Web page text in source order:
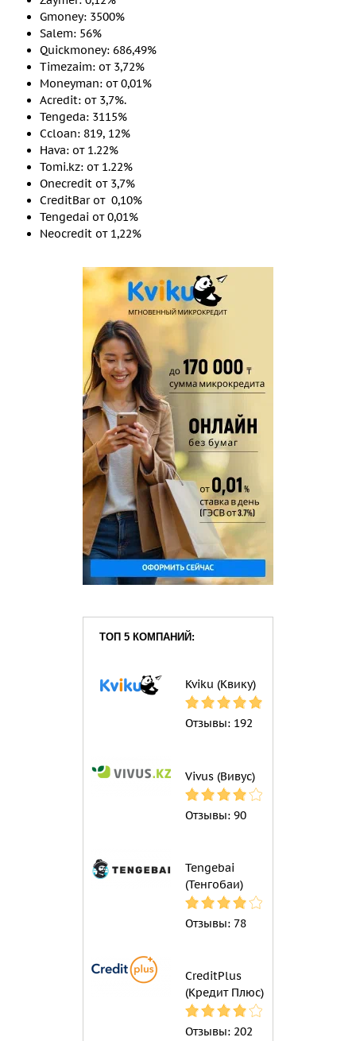
Gmoney: 3500%
Salem: 56%
Quickmoney: 686,49%
Timezaim: от 3,72%
Moneyman: от 0,01%
Acredit: от 3,7%.
Tengeda: 3115%
Ccloan: 819, 12%
Hava: от 1.22%
Tomi.kz: от 1.22%
Onecredit от 3,7%
CreditBar от 0,10%
Tengedai от 0,01%
Neocredit от 1,22%
ТОП 5 КОМПАНИЙ:
Kviku (Квику)
Отзывы: 192
Vivus (Вивус)
Отзывы: 90
Tengebai
(Тенгобаи)
Отзывы: 78
CreditPlus
(Кредит Плюс)
Отзывы: 202